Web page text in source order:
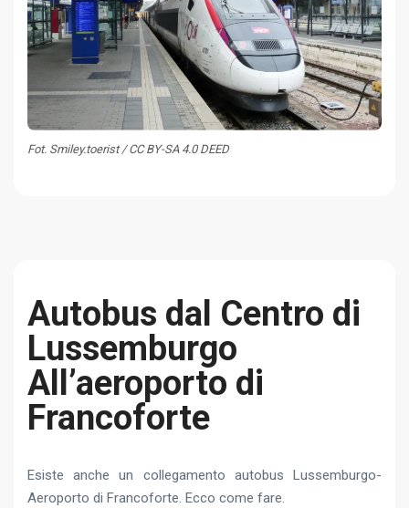
Fot. Smiley.toerist / CC BY-SA 4.0 DEED
Autobus dal Centro di
Lussemburgo
All’aeroporto di
Francoforte
Esiste anche un collegamento autobus Lussemburgo-
Aeroporto di Francoforte. Ecco come fare.